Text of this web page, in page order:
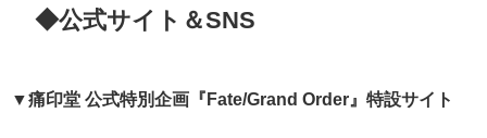
◆公式サイト＆SNS
▼痛印堂 公式特別企画『Fate/Grand Order』特設サイト